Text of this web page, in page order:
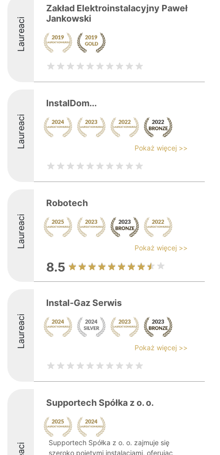
Laureaci
Zakład Elektroinstalacyjny Paweł
Jankowski
Laureaci
InstalDom...
Pokaż więcej >>
Laureaci
Robotech
Pokaż więcej >>
8.5
Laureaci
Instal-Gaz Serwis
Pokaż więcej >>
Supportech Spółka z o. o.
Supportech Spółka z o. o. zajmuje się
szeroko pojętymi instalacjami, oferując